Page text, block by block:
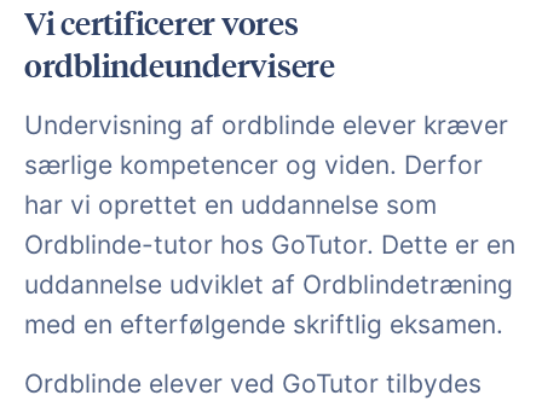
Vi certificerer vores
ordblindeundervisere
Undervisning af ordblinde elever kræver
særlige kompetencer og viden. Derfor
har vi oprettet en uddannelse som
Ordblinde-tutor hos GoTutor. Dette er en
uddannelse udviklet af Ordblindetræning
med en efterfølgende skriftlig eksamen.
Ordblinde elever ved GoTutor tilbydes